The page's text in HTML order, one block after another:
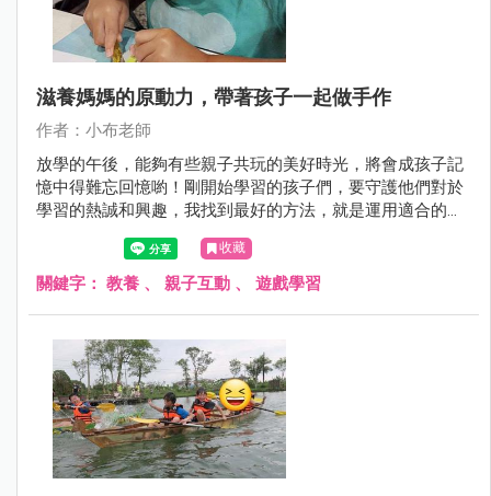
滋養媽媽的原動力，帶著孩子一起做手作
作者：小布老師
放學的午後，能夠有些親子共玩的美好時光，將會成孩子記
憶中得難忘回憶喲！剛開始學習的孩子們，要守護他們對於
學習的熱誠和興趣，我找到最好的方法，就是運用適合的方
法和節奏閱讀與練習，也需要適度的放鬆和啟發創意腦袋的
連結，這樣的小幸福，也是滋養媽媽我的原動力呢！
收藏
關鍵字： 教養 、 親子互動 、 遊戲學習